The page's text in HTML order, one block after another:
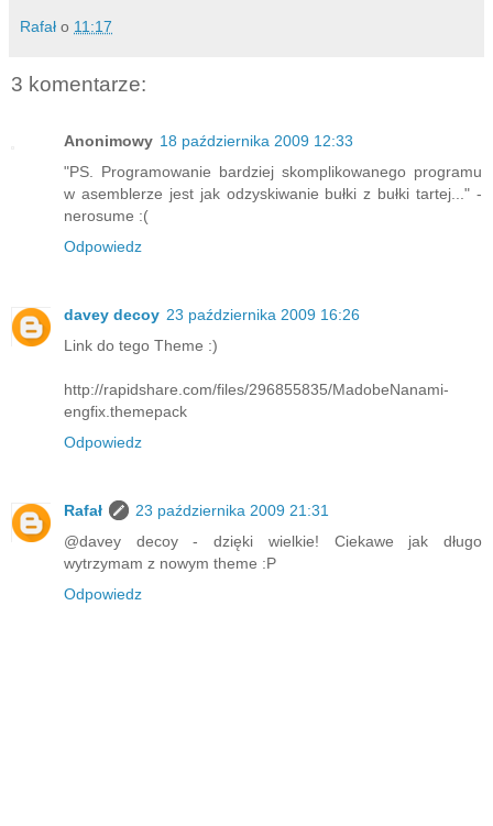
Rafał o 11:17
3 komentarze:
Anonimowy 18 października 2009 12:33
"PS. Programowanie bardziej skomplikowanego programu
w asemblerze jest jak odzyskiwanie bułki z bułki tartej..." -
nerosume :(
Odpowiedz
davey decoy 23 października 2009 16:26
Link do tego Theme :)
http://rapidshare.com/files/296855835/MadobeNanami-
engfix.themepack
Odpowiedz
Rafał
23 października 2009 21:31
@davey decoy - dzięki wielkie! Ciekawe jak długo
wytrzymam z nowym theme :P
Odpowiedz